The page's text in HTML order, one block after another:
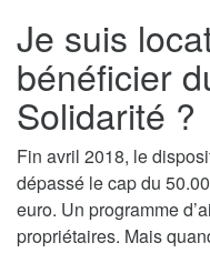
Je suis
bénéficier
Solidarité ?
Fin avril 2018, le
dépassé le cap du
euro. Un programme
propriétaires. Mais